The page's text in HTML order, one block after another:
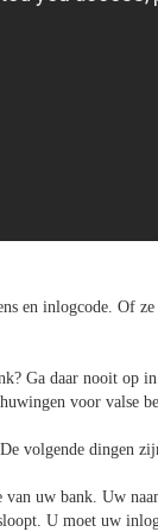
en inlogcode. Of
Ga daar nooit op
voor valse
volgende dingen
uw bank. Uw
U moet uw